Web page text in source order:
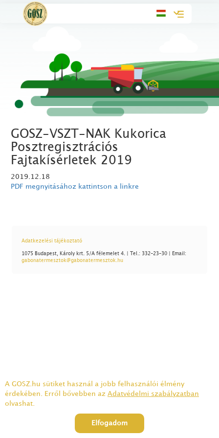
Toggle
GOSZ-VSZT-NAK Kukorica
Posztregisztrációs
Fajtakísérletek 2019
2019.12.18
PDF megnyitásához kattintson a linkre
Adatkezelési tájékoztató
1075 Budapest, Károly krt. 5/A félemelet 4. | Tel.: 332-23-30 | Email:
gabonatermesztok@gabonatermesztok.hu
A GOSZ.hu sütiket használ a jobb felhasználói élmény
érdekében. Erről bővebben az Adatvédelmi szabályzatban
olvashat.
Elfogadom